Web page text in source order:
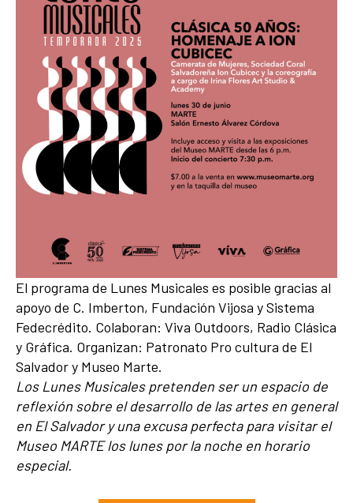
El programa de Lunes Musicales es posible gracias al
apoyo de C. Imberton, Fundación Vijosa y Sistema
Fedecrédito. Colaboran: Viva Outdoors, Radio Clásica
y Gráfica. Organizan: Patronato Pro cultura de El
Salvador y Museo Marte.
Los Lunes Musicales pretenden ser un espacio de
reflexión sobre el desarrollo de las artes en general
en El Salvador y una excusa perfecta para visitar el
Museo MARTE los lunes por la noche en horario
especial.